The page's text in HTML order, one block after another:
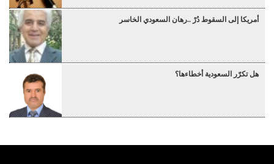
أمريكا إلى السقوط دُرْ ..رهان السعودي الخاسر
هل تكرّر السعودية أخطاءها؟